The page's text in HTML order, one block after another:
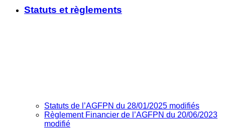
Statuts et règlements
Statuts de l’AGFPN du 28/01/2025 modifiés
Règlement Financier de l’AGFPN du 20/06/2023
modifié